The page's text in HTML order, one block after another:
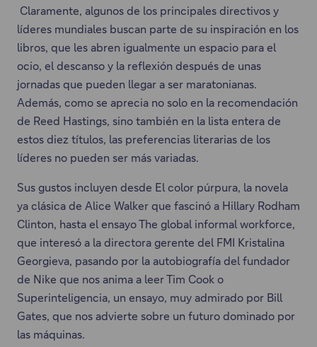
s
t
a
ñ
a
.
a
a
p
e
s
t
a
ñ
a
.
a
c
e
s
e
a
b
r
i
á
e
n
u
n
a
n
u
e
Claramente, algunos de los principales directivos y
líderes mundiales buscan parte de su inspiración en los
libros, que les abren igualmente un espacio para el
ocio, el descanso y la reflexión después de unas
jornadas que pueden llegar a ser maratonianas.
Además, como se aprecia no solo en la recomendación
de Reed Hastings, sino también en la lista entera de
estos diez títulos, las preferencias literarias de los
líderes no pueden ser más variadas.
Sus gustos incluyen desde El color púrpura, la novela
ya clásica de Alice Walker que fascinó a Hillary Rodham
Clinton, hasta el ensayo The global informal workforce,
que interesó a la directora gerente del FMI Kristalina
Georgieva, pasando por la autobiografía del fundador
de Nike que nos anima a leer Tim Cook o
Superinteligencia, un ensayo, muy admirado por Bill
Gates, que nos advierte sobre un futuro dominado por
las máquinas.